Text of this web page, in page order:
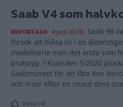
Saab V4 som
REPORTAGE 4 juni 2020 Saab 98
försök att blåsa liv i en
modellserie men det enda som
prototyp. I Klassiker 5/2020
Saabmuseet för att låta den
och inser efter en stund dess
Gasa (4)